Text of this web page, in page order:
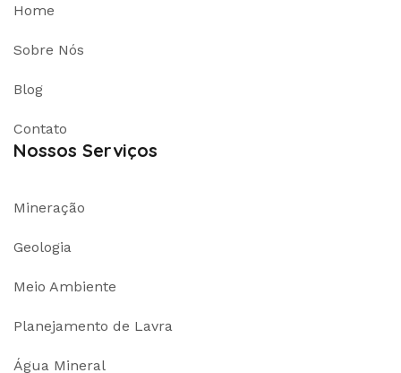
Home
Sobre Nós
Blog
Contato
Nossos Serviços
Mineração
Geologia
Meio Ambiente
Planejamento de Lavra
Água Mineral